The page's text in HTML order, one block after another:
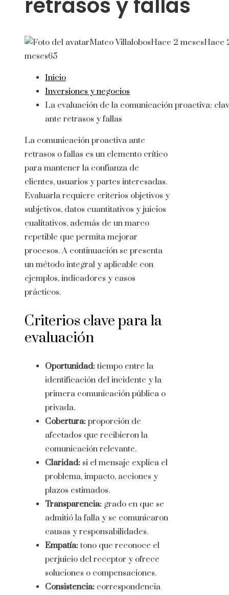
Mateo VillalobosHace 2 mesesHace
meses65
Inicio
Inversiones y negocios
La evaluación de la comunicación proactiva:
ante retrasos y fallas
La comunicación proactiva ante
retrasos o fallas es un elemento crítico
para mantener la confianza de
clientes, usuarios y partes interesadas.
Evaluarla requiere criterios objetivos y
subjetivos, datos cuantitativos y juicios
cualitativos, además de un marco
repetible que permita mejorar
procesos. A continuación se presenta
un método integral y aplicable con
ejemplos, indicadores y casos
prácticos.
Criterios clave para la
evaluación
Oportunidad: tiempo entre la
identificación del incidente y la
primera comunicación pública o
privada.
Cobertura: proporción de
afectados que recibieron la
comunicación relevante.
Claridad: si el mensaje explica el
problema, impacto, acciones y
plazos estimados.
Transparencia: grado en que se
admitió la falla y se comunicaron
causas y responsabilidades.
Empatía: tono que reconoce el
perjuicio del receptor y ofrece
soluciones o compensaciones.
Consistencia: correspondencia